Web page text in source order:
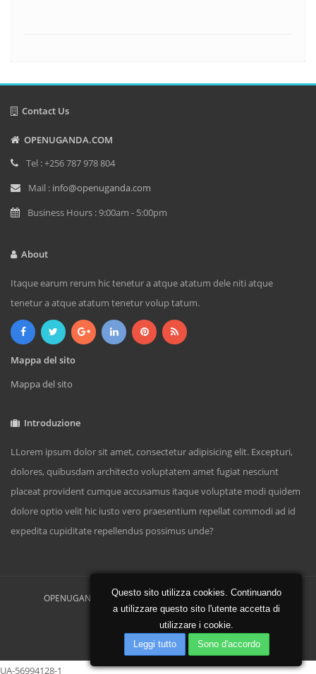
Contact Us
OPENUGANDA.COM
Tel : +256 787 978 804
Mail : info@openuganda.com
Business Hours : 9:00am - 5:00pm
About
Itaque earum rerum hic tenetur a atque atatum dele niti atque
tenetur a atque atatum tenetur volup tatum.
Mappa del sito
Mappa del sito
Introduzione
LLorem ipsum dolor sit amet, consectetur adipisicing elit. Excepturi,
dolores, quibusdam architecto voluptatem amet fugiat nesciunt
placeat provident cumque accusamus itaque voluptate modi quidem
dolore optio velit hic iusto vero praesentium repellat commodi ad id
expedita cupiditate repellendus possimus unde?
OPENUGANDA.COM, all rights reserved | Powered by
FASTHOSTBAY.COM
A proposito di Contact
Questo sito utilizza cookies. Continuando
a utilizzare questo sito l'utente accetta di
utilizzare i cookie.
Leggi tutto
Sono d'accordo
UA-56994128-1